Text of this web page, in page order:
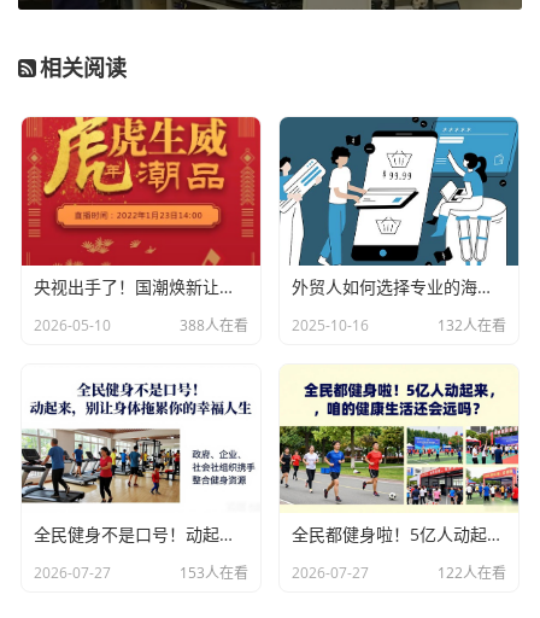
相关阅读
央视出手了！国潮焕新让非遗炸场，这才是文化强国该有的排面
2026-05-10 388人在看
外贸人如何选择专业的海关数据公司？
2025-10-16 132人在看
全民健身不是口号！动起来，别让身体拖累你的幸福人生
2026-07-27 153人在看
全民都健身啦！5亿人动起来，咱的健康生活还会远吗？
2026-07-27 122人在看